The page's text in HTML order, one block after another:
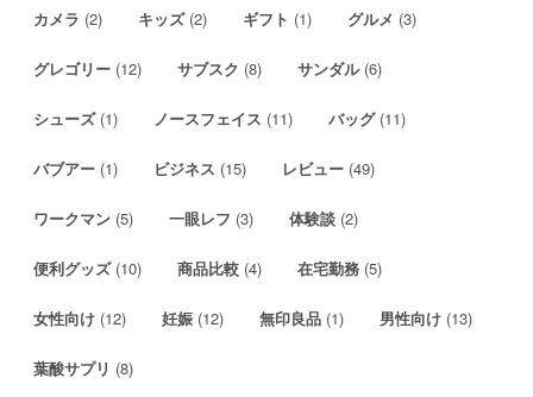
カメラ (2) キッズ(2) ギフト (1) グルメ (3)
グレゴリー (12) サブスク (8) サンダル(6)
シューズ(1) ノースフェイス (11) バッグ(11)
バブアー (1) ビジネス (15) レビュー (49)
ワークマン (5) 一眼レフ (3) 体験談 (2)
便利グッズ(10) 商品比較 (4) 在宅勤務 (5)
女性向け (12) 妊娠 (12) 無印良品 (1) 男性向け (13)
葉酸サプリ (8)